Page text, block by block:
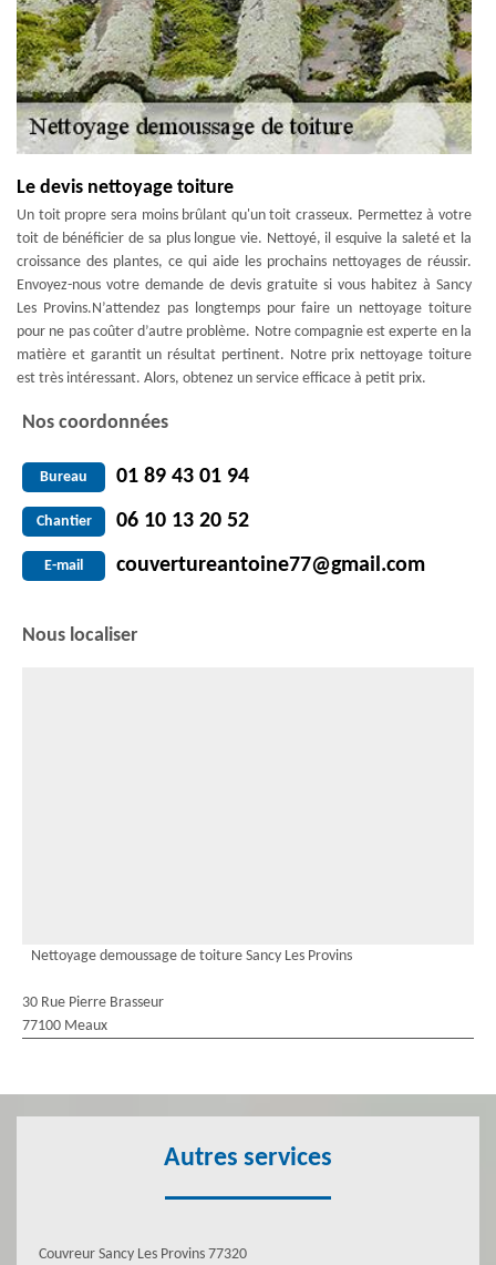
Le devis nettoyage toiture
Un toit propre sera moins brûlant qu'un toit crasseux. Permettez à votre
toit de bénéficier de sa plus longue vie. Nettoyé, il esquive la saleté et la
croissance des plantes, ce qui aide les prochains nettoyages de réussir.
Envoyez-nous votre demande de devis gratuite si vous habitez à Sancy
Les Provins.N’attendez pas longtemps pour faire un nettoyage toiture
pour ne pas coûter d’autre problème. Notre compagnie est experte en la
matière et garantit un résultat pertinent. Notre prix nettoyage toiture
est très intéressant. Alors, obtenez un service efficace à petit prix.
Nos coordonnées
Bureau 01 89 43 01 94
Chantier 06 10 13 20 52
E-mail couvertureantoine77@gmail.com
Nous localiser
Nettoyage demoussage de toiture Sancy Les Provins
30 Rue Pierre Brasseur
77100 Meaux
Autres services
Couvreur Sancy Les Provins 77320